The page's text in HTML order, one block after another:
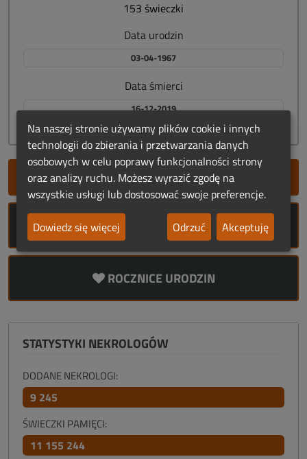
153 świeczki
Data urodzin
03-04-1967
Data śmierci
16-12-2019
SZYBKIE DODANIE NEKROLOGU
ROCZNICE ŚMIERCI
ROCZNICE URODZIN
STATYSTYKI NEKROLOGÓW
DODANE NEKROLOGI:
9 245
ŚWIECZKI PAMIĘCI:
11 155 244
Na naszej stronie używamy plików cookie i innych
technologii do zbierania i przetwarzania danych
osobowych w celu poprawy funkcjonalności strony
oraz analizy ruchu. Możesz wyrazić zgodę na
wszystkie usługi lub dostosować swoje preferencje.
Dowiedz się więcej
Odrzuć Akceptuję